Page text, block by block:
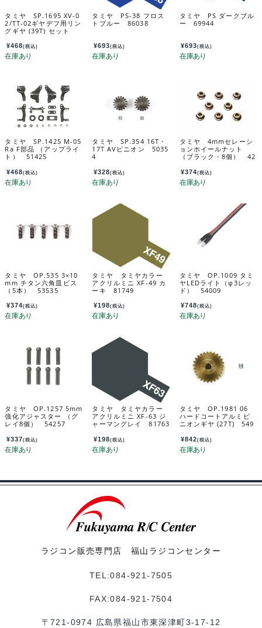
タミヤ SP.1695 XV-0
2/TT-02ギヤデフ用リン
グギヤ (39T) セット
¥468(税込)
タミヤ PS-38 フロス
トブルー 86038
¥693(税込)
タミヤ PS ダークブル
ー 69944
¥693(税込)
タミヤ SP.1425 M-05
Ra F部品 （アップライ
ト） 51425
¥468(税込)
タミヤ SP.354 16T・
17T AVピニオン 5035
4
¥328(税込)
タミヤ 4mmセレーシ
ョンホイールナット
（ブラック・8個） 42
¥374(税込)
タミヤ OP.535 3×10
mm チタン六角皿ビス
（5本） 53535
¥374(税込)
タミヤ タミヤカラー
アクリルミニ XF-49 カ
ーキ 81749
¥198(税込)
タミヤ OP.1009 タミ
ヤLEDライト（φ3レッ
ド） 54009
¥748(税込)
タミヤ OP.1257 5mm
強化アジャスター （グ
レイ8個） 54257
¥337(税込)
タミヤ タミヤカラー
アクリルミニ XF-63 ジ
ャーマングレイ 81763
¥198(税込)
タミヤ OP.1981 06
ハードコートアルミピ
ニオンギヤ (27T) 549
¥842(税込)
ラジコン販売専門店 福山ラジコンセンター
TEL:084-921-7505
FAX:084-921-7504
〒721-0974 広島県福山市東深津町3-17-12